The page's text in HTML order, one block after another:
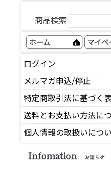
商品検索
ホーム マイペ
ログイン
メルマガ申込/停止
特定商取引法に基づく
送料とお支払い方法に
個人情報の取扱いにつ
Infomation お知らせ